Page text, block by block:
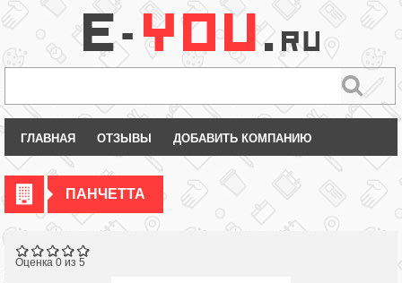
ГЛАВНАЯ ОТЗЫВЫ ДОБАВИТЬ КОМПАНИЮ
ПАНЧЕТТА
Оценка 0 из 5